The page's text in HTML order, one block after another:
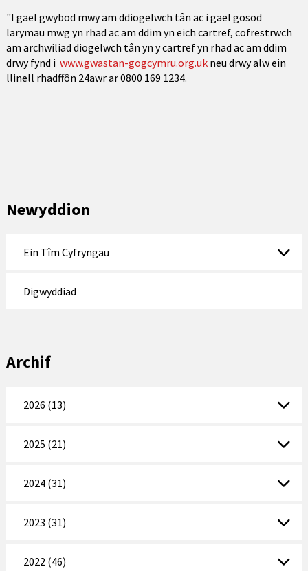
"I gael gwybod mwy am ddiogelwch tân ac i gael gosod
larymau mwg yn rhad ac am ddim yn eich cartref, cofrestrwch
am archwiliad diogelwch tân yn y cartref yn rhad ac am ddim
drwy fynd i www.gwastan-gogcymru.org.ukneu drwy alw ein
llinell rhadffôn 24awr ar 0800 169 1234.
Newyddion
Ein Tîm Cyfryngau
Digwyddiad
Archif
2026 (13)
2025 (21)
2024 (31)
2023 (31)
2022 (46)